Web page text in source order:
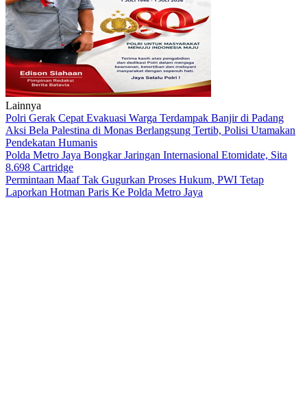
Lainnya
Polri Gerak Cepat Evakuasi Warga Terdampak Banjir di Padang
Aksi Bela Palestina di Monas Berlangsung Tertib, Polisi Utamakan
Pendekatan Humanis
Polda Metro Jaya Bongkar Jaringan Internasional Etomidate, Sita
8.698 Cartridge
Permintaan Maaf Tak Gugurkan Proses Hukum, PWI Tetap
Laporkan Hotman Paris Ke Polda Metro Jaya